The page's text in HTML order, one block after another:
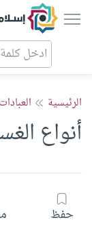
الرئيسية العبادات
أنواع
حفظ